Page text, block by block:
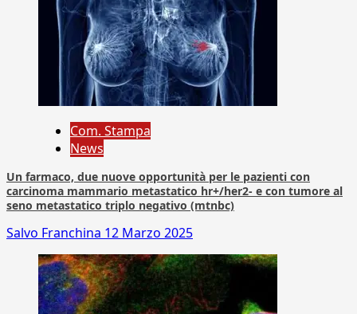
Com. Stampa
News
Un farmaco, due nuove opportunità per le pazienti con
carcinoma mammario metastatico hr+/her2- e con tumore al
seno metastatico triplo negativo (mtnbc)
Salvo Franchina 12 Marzo 2025